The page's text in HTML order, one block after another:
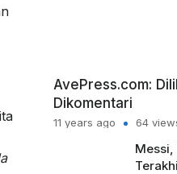
AvePress.com:
Dikomentari
11 years ago 64
Messi,